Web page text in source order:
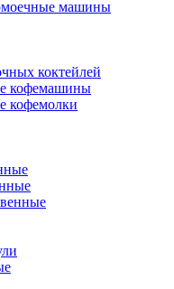
машины
коктейлей
кофемашины
кофемолки